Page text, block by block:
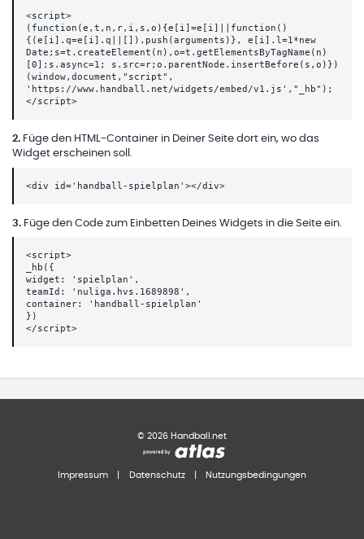
<script>
(function(e,t,n,r,i,s,o){e[i]=e[i]||function()
{(e[i].q=e[i].q||[]).push(arguments)}, e[i].l=1*new
Date;s=t.createElement(n),o=t.getElementsByTagName(n)
[0];s.async=1; s.src=r;o.parentNode.insertBefore(s,o)})
(window,document,"script",
'https://www.handball.net/widgets/embed/v1.js',"_hb");
</script>
2. Füge den HTML-Container in Deiner Seite dort ein, wo das
Widget erscheinen soll.
<div id='handball-spielplan'></div>
3. Füge den Code zum Einbetten Deines Widgets in die Seite ein.
<script>
_hb({
widget: 'spielplan',
teamId: 'nuliga.hvs.1689898',
container: 'handball-spielplan'
})
</script>
© 2026 Handball.net
Impressum Datenschutz Nutzungsbedingungen